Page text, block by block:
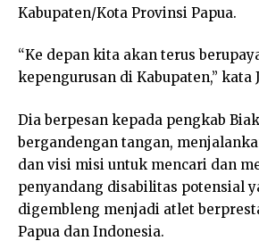
Kabupaten/Kota Provinsi Papua.
“Ke depan kita akan terus
kepengurusan di Kabupaten,” kata
Dia berpesan kepada pengkab
bergandengan tangan,
dan visi misi untuk mencari dan
penyandang disabilitas potensial
digembleng menjadi atlet
Papua dan Indonesia.